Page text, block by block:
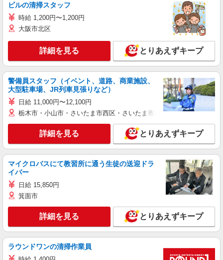
ビルの清掃スタッフ
時給 1,200円〜1,200円
大阪市北区
詳細を見る とりあえずキープ
警備員スタッフ（イベント、道路、商業施設、
大型駐車場、JR列車見張りなど）
日給 11,000円〜12,100円
栃木市・小山市・さいたま市西区・さいたま市岩槻区・久喜市・蓮田
詳細を見る とりあえずキープ
マイクロバスにて教習所に通う生徒の送迎ドラ
イバー
日給 15,850円
箕面市
詳細を見る とりあえずキープ
ラウンドワンの清掃作業員